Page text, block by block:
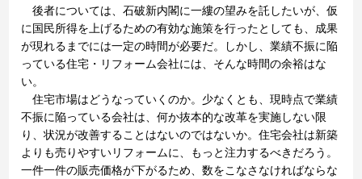
後者については、石破新内閣に一縷の望みを託したいが、仮
に国民所得を上げるための有効な施策を行ったとしても、成果
が現れるまでには一定の時間が必要だ。しかし、業績不振に陥
っている住宅・リフォーム会社には、そんな時間の余裕はな
い。
住宅市場はどうなっていくのか。少なくとも、現時点で業績
不振に陥っている会社は、何か抜本的な改革を実施しない限
り、状況が改善することはないのではないか。住宅会社は新築
よりも売りやすいリフォームに、もっと注力するべきだろう。
一件一件の販売価格が下がるため、数をこなさなければならな